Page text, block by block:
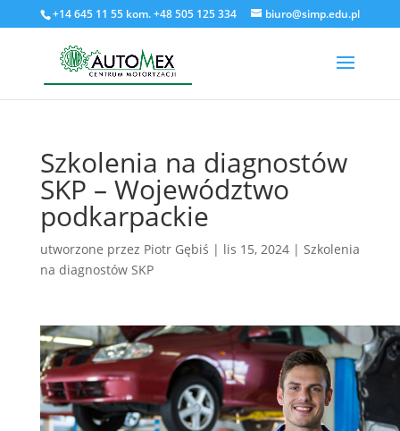
+14 645 11 55 kom. +48 505 125 334 biuro@simp.edu.pl
Szkolenia na diagnostów
SKP – Województwo
podkarpackie
utworzone przez Piotr Gębiś | lis 15, 2024| Szkolenia
na diagnostów SKP